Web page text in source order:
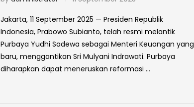
Jakarta, 11 September 2025 — Presiden Republik
Indonesia, Prabowo Subianto, telah resmi melantik
Purbaya Yudhi Sadewa sebagai Menteri Keuangan yang
baru, menggantikan Sri Mulyani Indrawati. Purbaya
diharapkan dapat meneruskan reformasi …